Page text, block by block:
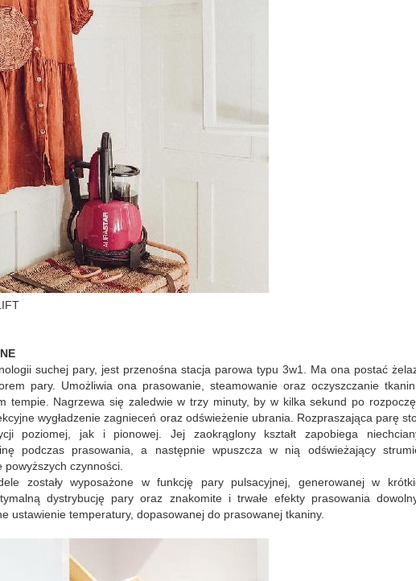
suchej pary, jest przenośna stacja parowa typu 3w1. Ma ona postać
pary. Umożliwia ona prasowanie, steamowanie oraz oczyszczanie
tempie. Nagrzewa się zaledwie w trzy minuty, by w kilka sekund po
wygładzenie zagnieceń oraz odświeżenie ubrania. Rozpraszająca parę
poziomej, jak i pionowej. Jej zaokrąglony kształt zapobiega
podczas prasowania, a następnie wpuszcza w nią odświeżający
powyższych czynności.
zostały wyposażone w funkcję pary pulsacyjnej, generowanej w
dystrybucję pary oraz znakomite i trwałe efekty prasowania
ustawienie temperatury, dopasowanej do prasowanej tkaniny.